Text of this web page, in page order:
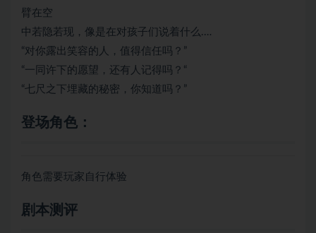
臂在空
中若隐若现，像是在对孩子们说着什么.…
“对你露出笑容的人，值得信任吗？”
“一同许下的愿望，还有人记得吗？“
“七尺之下埋藏的秘密，你知道吗？”
登场角色：
角色需要玩家自行体验
剧本测评